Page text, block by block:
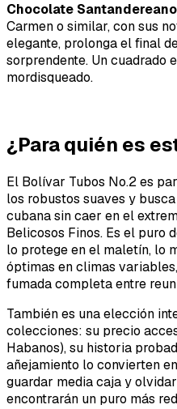
Chocolate
Carmen o similar, con sus
elegante, prolonga el final
sorprendente. Un cuadrado
mordisqueado.
¿Para quién es
El Bolívar Tubos No.2 es
los robustos suaves y
cubana sin caer en el
Belicosos Finos. Es el puro
lo protege en el maletín, lo
óptimas en climas
fumada completa entre
También es una elección
colecciones: su precio
Habanos), su historia
añejamiento lo convierten
guardar media caja y
encontrarán un puro más